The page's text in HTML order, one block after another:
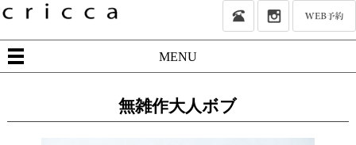
MENU
無雑作大人ボブ